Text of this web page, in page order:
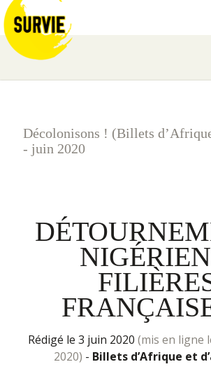
Décolonisons ! (Billets
- juin 2020
rédigé le 3 juin 2020 (mis en ligne
2020) - Billets d’Afrique et